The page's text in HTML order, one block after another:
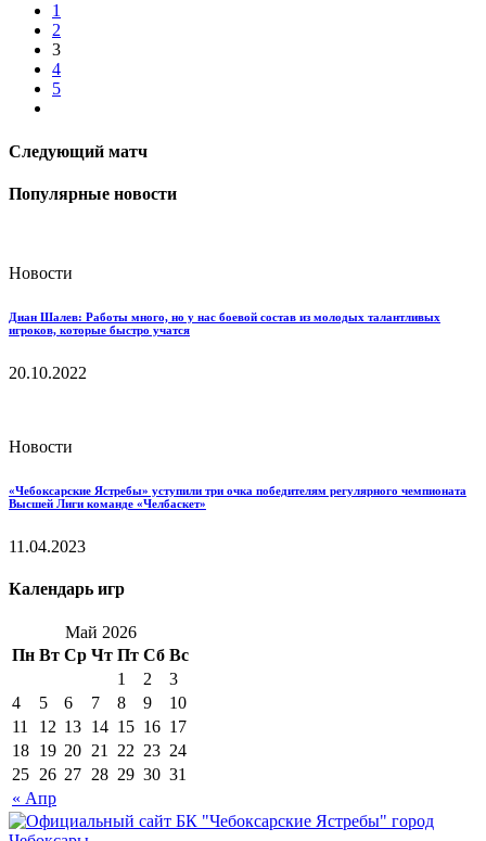
1
2
3
4
5
Следующий матч
Популярные новости
Новости
Диан Шалев: Работы много, но у нас боевой состав из молодых талантливых
игроков, которые быстро учатся
20.10.2022
Новости
«Чебоксарские Ястребы» уступили три очка победителям регулярного чемпионата
Высшей Лиги команде «Челбаскет»
11.04.2023
Календарь игр
Май 2026
Пн Вт Ср Чт Пт Сб Вс
« Апр
1 2
3
4
5 6 7 8 9
10
11
12 13 14 15 16 17
18 19 20 21 22 23 24
25 26 27 28 29 30 31